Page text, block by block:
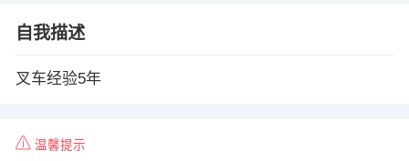
自我描述
叉车经验5年
温馨提示